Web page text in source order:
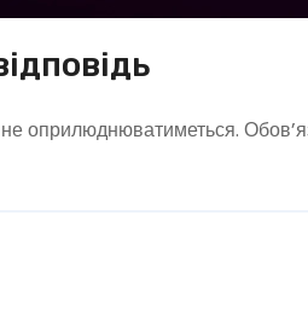
оприлюднюватиметься.